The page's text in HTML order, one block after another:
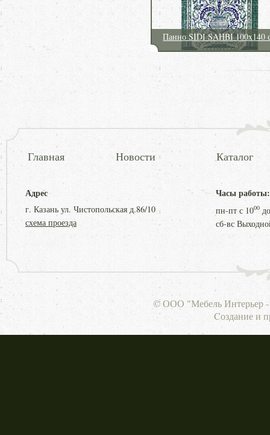
Панно SIDI SAHBI 100x140
Главная Новости Каталог
Адрес
г. Казань ул. Чистопольская д.86/10
схема проезда
Часы работы:
пн-пт с 1000
сб-вс
© ООО "Мебель Интерьер -
Cоздание и